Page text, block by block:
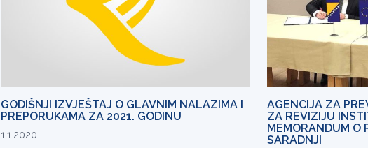
GODIŠNJI IZVJEŠTAJ O GLAVNIM NALAZIMA I
PREPORUKAMA ZA 2021. GODINU
1.1.2020
AGENCIJA ZA
ZA REVIZIJU
MEMORANDUM O
SARADNJI